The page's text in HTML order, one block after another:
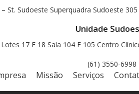
St. Sudoeste Superquadra Sudoeste
Unidade
17 E 18 Sala 104 E 105 Centro
(61) 3550-6998
Missão Serviços